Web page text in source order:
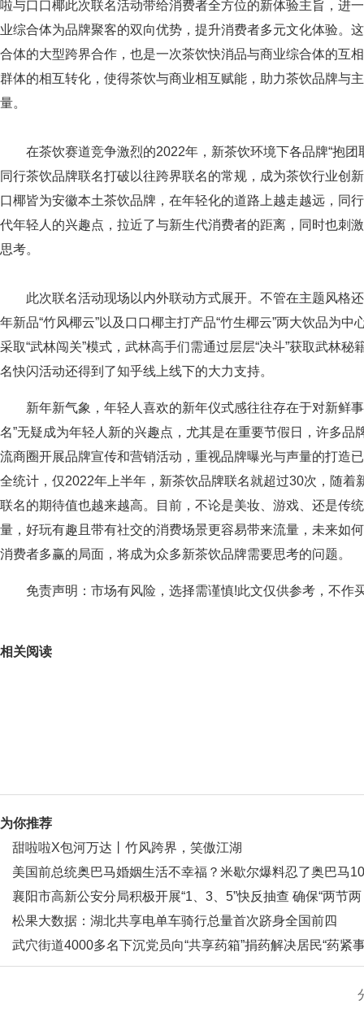
啦与口口椰此次联名活动带给消费者全方位的新体验主旨，进
业综合体为品牌聚客的双向优势，提升消费者多元文化体验。
合体的大型跨界合作，也是一次茶饮快消品与商业综合体的互
群体的相互转化，使得茶饮与商业相互赋能，助力茶饮品牌与
量。
在茶饮赛道竞争激烈的2022年，新茶饮环境下各品牌“抱团
同行茶饮品牌联名打破以往跨界联名的常规，成为茶饮行业创
口椰皆为安徽本土茶饮品牌，在年轻化的道路上越走越远，同
代年轻人的兴趣点，拉近了与新生代消费者的距离，同时也刺
思考。
此次联名活动现场以内外联动方式展开。不管在主题风格
年新品“竹风椰云”以及口口椰主打产品“竹生椰云”两大饮品为
采取“武林闯关”模式，武林高手们需通过层层“决斗”获取武林
名快闪活动还得到了知乎线上线下的大力支持。
新年新气象，年轻人喜欢的新年仪式感往往存在于对新鲜
名”无疑成为年轻人新的兴趣点，尤其是在重要节假日，许多品
流商圈开展品牌宣传和营销活动，重视品牌曝光与声量的打造
全统计，仅2022年上半年，新茶饮品牌联名就超过30次，随着
联名的期待值也越来越高。目前，不论是美妆、游戏、还是传
量，好玩有趣且带有社交的消费场景更容易带来流量，未来如
消费者多赢的局面，将成为众多新茶饮品牌需要思考的问题。
免责声明：市场有风险，选择需谨慎!此文仅供参考，不作
相关阅读
为你推荐
甜啦啦X包河万达丨竹风跨界，笑傲江湖
美国前总统奥巴马婚姻生活不幸福？米歇尔爆料忍了奥巴马10
年|环球最新
襄阳市高新公安分局积极开展“1、3、5”快反抽查 确保“两节两
会”平安-全球即时
松果大数据：湖北共享电单车骑行总量首次跻身全国前四
武穴街道4000多名下沉党员向“共享药箱”捐药解决居民“药紧